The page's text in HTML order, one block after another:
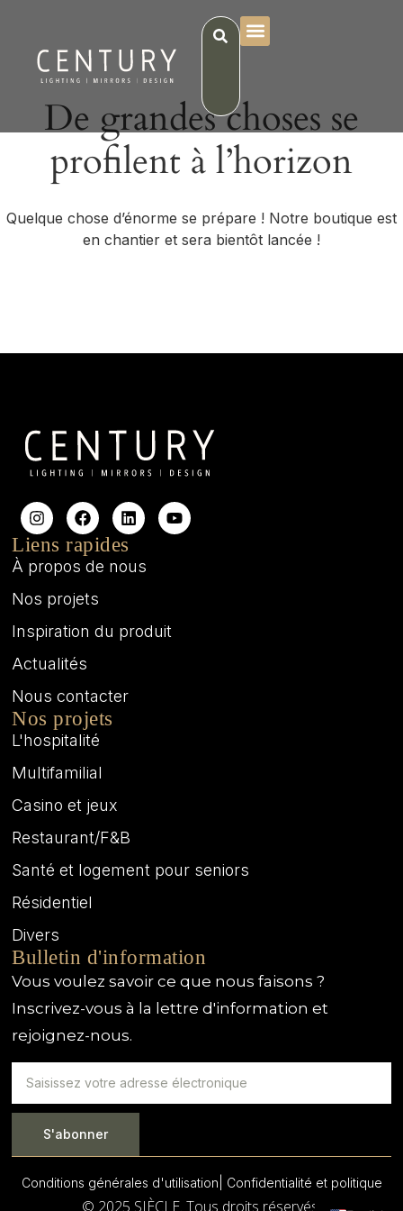
De grandes choses se
profilent à l’horizon
Quelque chose d’énorme se prépare ! Notre boutique est
en chantier et sera bientôt lancée !
Liens rapides
À propos de nous
Nos projets
Inspiration du produit
Actualités
Nous contacter
Nos projets
L'hospitalité
Multifamilial
Casino et jeux
Restaurant/F&B
Santé et logement pour seniors
Résidentiel
Divers
Bulletin d'information
Vous voulez savoir ce que nous faisons ?
Inscrivez-vous à la lettre d'information et
rejoignez-nous.
S'abonner
Conditions générales d'utilisation | Confidentialité et politique
© 2025 SIÈCLE. Tous droits réservés.